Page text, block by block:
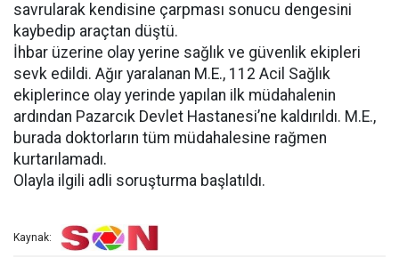
savrularak kendisine çarpması sonucu dengesini
kaybedip araçtan düştü.
İhbar üzerine olay yerine sağlık ve güvenlik ekipleri
sevk edildi. Ağır yaralanan M.E., 112 Acil Sağlık
ekiplerince olay yerinde yapılan ilk müdahalenin
ardından Pazarcık Devlet Hastanesi’ne kaldırıldı. M.E.,
burada doktorların tüm müdahalesine rağmen
kurtarılamadı.
Olayla ilgili adli soruşturma başlatıldı.
Kaynak: